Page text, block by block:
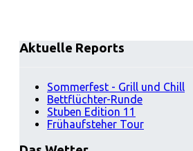
Aktuelle Reports
Sommerfest - Grill und Chill
Bettflüchter-Runde
Stuben Edition 11
Frühaufsteher Tour